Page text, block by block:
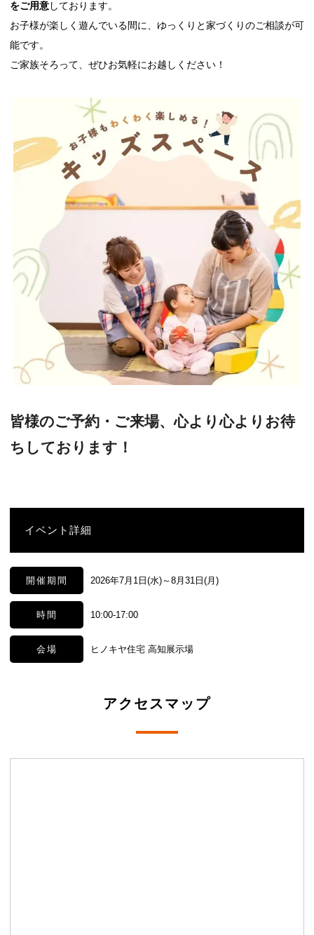
をご用意しております。
お子様が楽しく遊んでいる間に、ゆっくりと家づくりのご相談が可
能です。
ご家族そろって、ぜひお気軽にお越しください！
皆様のご予約・ご来場、心より心よりお待
ちしております！
イベント詳細
開催期間 2026年7月1日(水)～8月31日(月)
時間 10:00-17:00
会場 ヒノキヤ住宅 高知展示場
アクセスマップ